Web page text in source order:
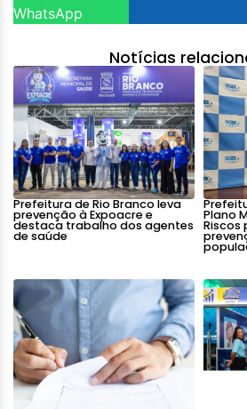
WhatsApp
Notícias
Prefeitura de Rio Branco leva
prevenção à Expoacre e
destaca trabalho dos agentes
de saúde
Plano
Riscos